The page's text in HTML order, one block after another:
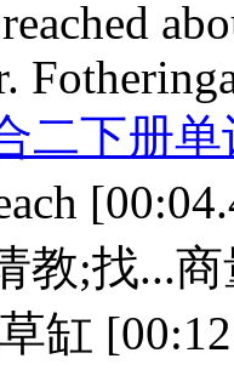
二下册单
教;找...
缸